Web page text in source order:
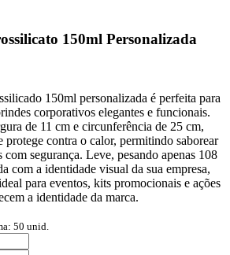
150ml Personalizada
150ml personalizada é perfeita para
corporativos elegantes e funcionais.
de 11 cm e circunferência de 25 cm,
protege contra o calor, permitindo saborear
com segurança. Leve, pesando apenas 108
com a identidade visual da sua empresa,
para eventos, kits promocionais e ações
a identidade da marca.
50 unid.